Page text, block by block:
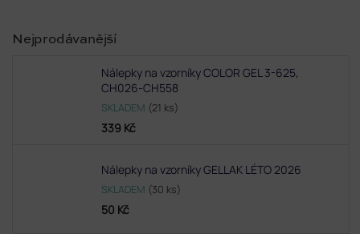
Nejprodávanější
Nálepky na vzorníky COLOR GEL 3-625,
CH026-CH558
SKLADEM (21 ks)
339 Kč
Nálepky na vzorníky GELLAK LÉTO 2026
SKLADEM (30 ks)
50 Kč